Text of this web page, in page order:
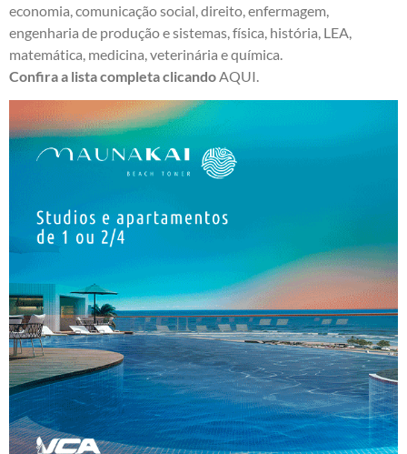
economia, comunicação social, direito, enfermagem,
engenharia de produção e sistemas, física, história, LEA,
matemática, medicina, veterinária e química.
Confira a lista completa clicando AQUI